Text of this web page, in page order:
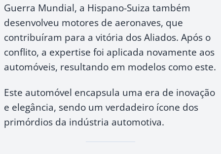
Guerra Mundial, a Hispano-Suiza também
desenvolveu motores de aeronaves, que
contribuíram para a vitória dos Aliados. Após o
conflito, a expertise foi aplicada novamente aos
automóveis, resultando em modelos como este.
Este automóvel encapsula uma era de inovação
e elegância, sendo um verdadeiro ícone dos
primórdios da indústria automotiva.